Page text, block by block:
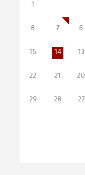
1
6
7
8
13
14
15
20
21
22
27
28
29